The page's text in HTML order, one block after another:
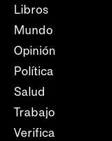
Libros
Mundo
Opinión
Política
Salud
Trabajo
Verifica